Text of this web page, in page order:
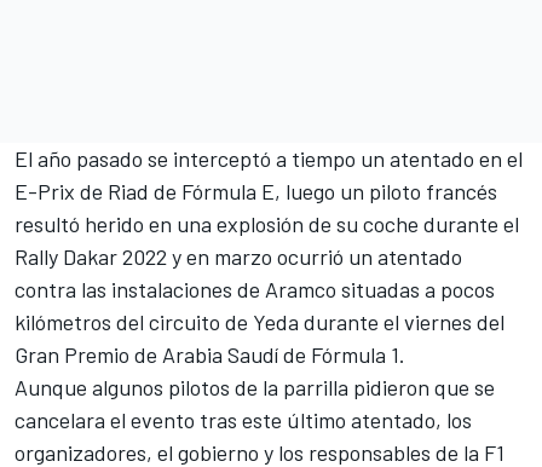
El año pasado se interceptó a tiempo un atentado en el
E-Prix de Riad de Fórmula E, luego un piloto francés
resultó herido en una explosión de su coche durante el
Rally Dakar 2022 y en marzo ocurrió un atentado
contra las instalaciones de Aramco situadas a pocos
kilómetros del circuito de Yeda durante el viernes del
Gran Premio de Arabia Saudí de Fórmula 1.
Aunque algunos pilotos de la parrilla pidieron que se
cancelara el evento tras este último atentado, los
organizadores, el gobierno y los responsables de la F1